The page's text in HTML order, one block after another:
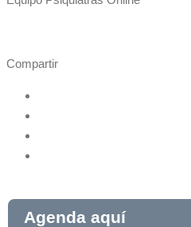
Compartir
Agenda aquí